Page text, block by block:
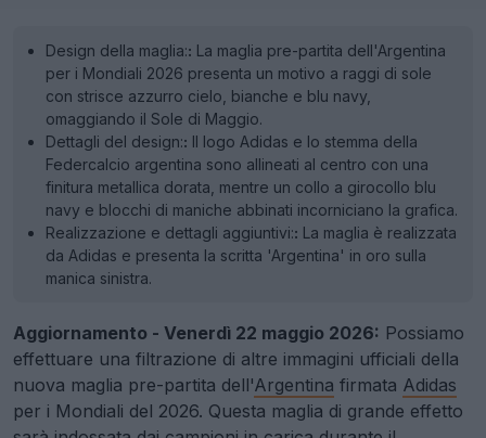
Design della maglia:: La maglia pre-partita dell'Argentina
per i Mondiali 2026 presenta un motivo a raggi di sole
con strisce azzurro cielo, bianche e blu navy,
omaggiando il Sole di Maggio.
Dettagli del design:: Il logo Adidas e lo stemma della
Federcalcio argentina sono allineati al centro con una
finitura metallica dorata, mentre un collo a girocollo blu
navy e blocchi di maniche abbinati incorniciano la grafica.
Realizzazione e dettagli aggiuntivi:: La maglia è realizzata
da Adidas e presenta la scritta 'Argentina' in oro sulla
manica sinistra.
Aggiornamento - Venerdì 22 maggio 2026: Possiamo
effettuare una filtrazione di altre immagini ufficiali della
nuova maglia pre-partita dell'Argentina firmata Adidas
per i Mondiali del 2026. Questa maglia di grande effetto